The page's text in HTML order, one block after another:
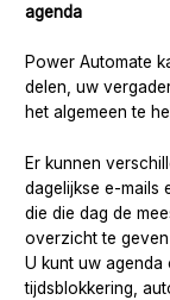
agenda
Power Automate
delen, uw
het algemeen te
Er kunnen
dagelijkse e-mails
die die dag de
overzicht te
U kunt uw agenda
tijdsblokkering,